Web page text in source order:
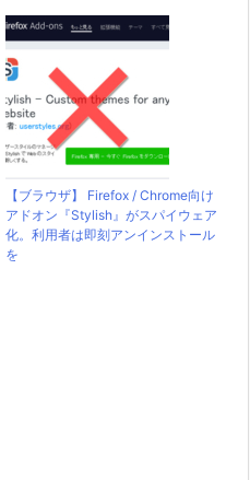
【ブラウザ】 Firefox / Chrome向け
アドオン『Stylish』がスパイウェア
化。利用者は即刻アンインストール
を